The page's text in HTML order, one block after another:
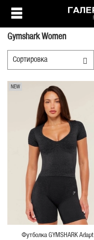
Gymshark Women
NEW
Футболка GYMSHARK Adapt